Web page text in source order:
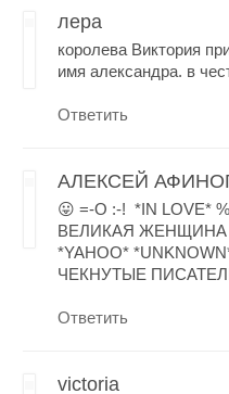
лера
королева Виктория
имя александра. в
Ответить
АЛЕКСЕЙ
😛 =-O :-! *IN LOVE*
ВЕЛИКАЯ ЖЕНЩИНА
*YAHOO*
ЧЕКНУТЫЕ
Ответить
victoria